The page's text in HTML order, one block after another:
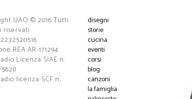
UAO © 2016 Tutti
riservati
REA AR-171294
Licenza SIAE n.
licenza SCF n.
disegni
storie
cucina
eventi
corsi
blog
canzoni
la famiglia